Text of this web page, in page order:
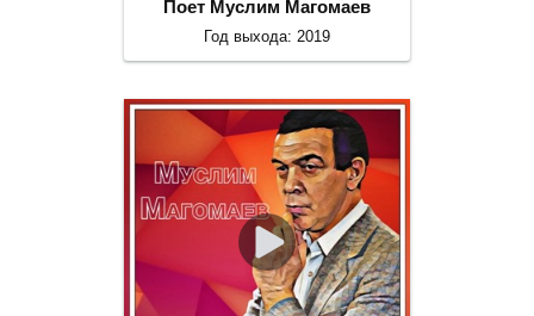
Поет Муслим Магомаев
Год выхода: 2019